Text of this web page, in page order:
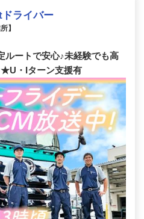
ライバー
】
ルートで安心♪未経験でも高
・Iターン支援有